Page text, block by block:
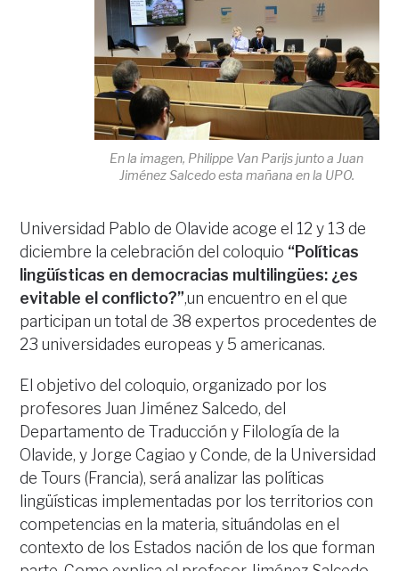
En la imagen, Philippe Van Parijs junto a Juan
Jiménez Salcedo esta mañana en la UPO.
Universidad Pablo de Olavide acoge el 12 y 13 de
diciembre la celebración del coloquio “Políticas
lingüísticas en democracias multilingües: ¿es
evitable el conflicto?”,un encuentro en el que
participan un total de 38 expertos procedentes de
23 universidades europeas y 5 americanas.
El objetivo del coloquio, organizado por los
profesores Juan Jiménez Salcedo, del
Departamento de Traducción y Filología de la
Olavide, y Jorge Cagiao y Conde, de la Universidad
de Tours (Francia), será analizar las políticas
lingüísticas implementadas por los territorios con
competencias en la materia, situándolas en el
contexto de los Estados nación de los que forman